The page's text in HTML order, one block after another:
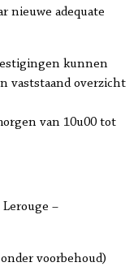
nieuwe adequate
kunnen
vaststaand overzicht
van 10u00 tot
Lerouge –
voorbehoud)